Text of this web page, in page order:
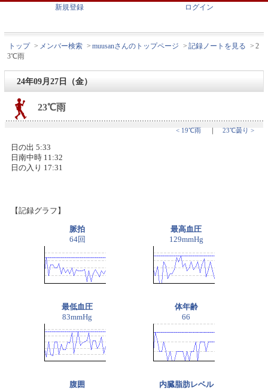
新規登録 ログイン
トップ > メンバー検索 > muusanさんのトップページ > 記録ノートを見る > 2
3℃雨
24年09月27日（金）
23℃雨
< 19℃雨 ｜ 23℃曇り >
日の出 5:33
日南中時 11:32
日の入り 17:31
【記録グラフ】
脈拍
64回
最高血圧
129mmHg
最低血圧
83mmHg
体年齢
66
腹囲
内臓脂肪レベル